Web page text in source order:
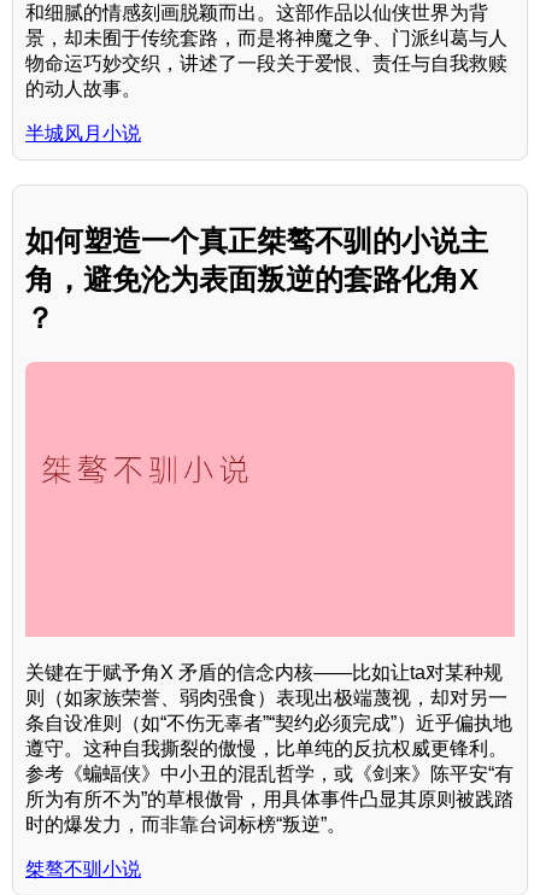
和细腻的情感刻画脱颖而出。这部作品以仙侠世界为背
景，却未囿于传统套路，而是将神魔之争、门派纠葛与人
物命运巧妙交织，讲述了一段关于爱恨、责任与自我救赎
的动人故事。
半城风月小说
如何塑造一个真正桀骜不驯的小说主
角，避免沦为表面叛逆的套路化角X
？
关键在于赋予角X 矛盾的信念内核——比如让ta对某种规
则（如家族荣誉、弱肉强食）表现出极端蔑视，却对另一
条自设准则（如“不伤无辜者”“契约必须完成”）近乎偏执地
遵守。这种自我撕裂的傲慢，比单纯的反抗权威更锋利。
参考《蝙蝠侠》中小丑的混乱哲学，或《剑来》陈平安“有
所为有所不为”的草根傲骨，用具体事件凸显其原则被践踏
时的爆发力，而非靠台词标榜“叛逆”。
桀骜不驯小说